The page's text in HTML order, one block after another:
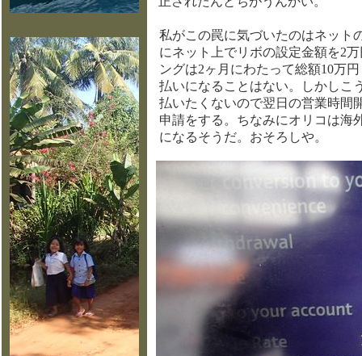
私がこの罠に気づいたのはネット
にネット上でリボの設定金額を2
ングは2ヶ月にわたって総額10万
払いになることはない。しかしこ
払いたくないので翌日の営業時間
申請をする。ちなみにオリコは海
になるそうだ。おそろしや。